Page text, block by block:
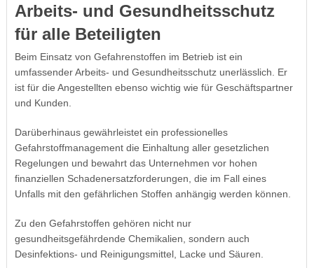
Arbeits- und Gesundheitsschutz
für alle Beteiligten
Beim Einsatz von Gefahrenstoffen im Betrieb ist ein
umfassender Arbeits- und Gesundheitsschutz unerlässlich. Er
ist für die Angestellten ebenso wichtig wie für Geschäftspartner
und Kunden.
Darüberhinaus gewährleistet ein professionelles
Gefahrstoffmanagement die Einhaltung aller gesetzlichen
Regelungen und bewahrt das Unternehmen vor hohen
finanziellen Schadenersatzforderungen, die im Fall eines
Unfalls mit den gefährlichen Stoffen anhängig werden können.
Zu den Gefahrstoffen gehören nicht nur
gesundheitsgefährdende Chemikalien, sondern auch
Desinfektions- und Reinigungsmittel, Lacke und Säuren.